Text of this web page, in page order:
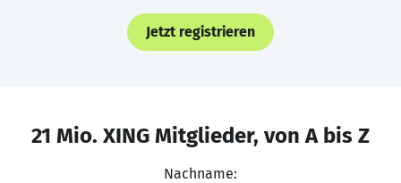
Jetzt registrieren
21 Mio. XING Mitglieder, von A bis Z
Nachname: